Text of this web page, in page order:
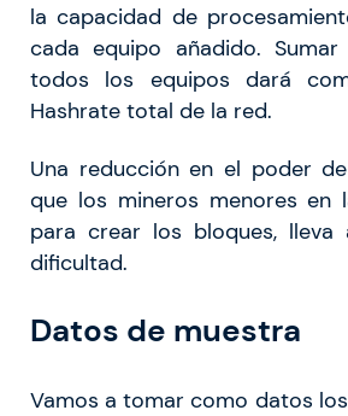
la capacidad de
cada equipo añadido.
todos los equipos dará
Hashrate total de la red.
Una reducción en el poder
que los mineros menores en
para crear los bloques,
dificultad.
Datos de muestra
Vamos a tomar como datos